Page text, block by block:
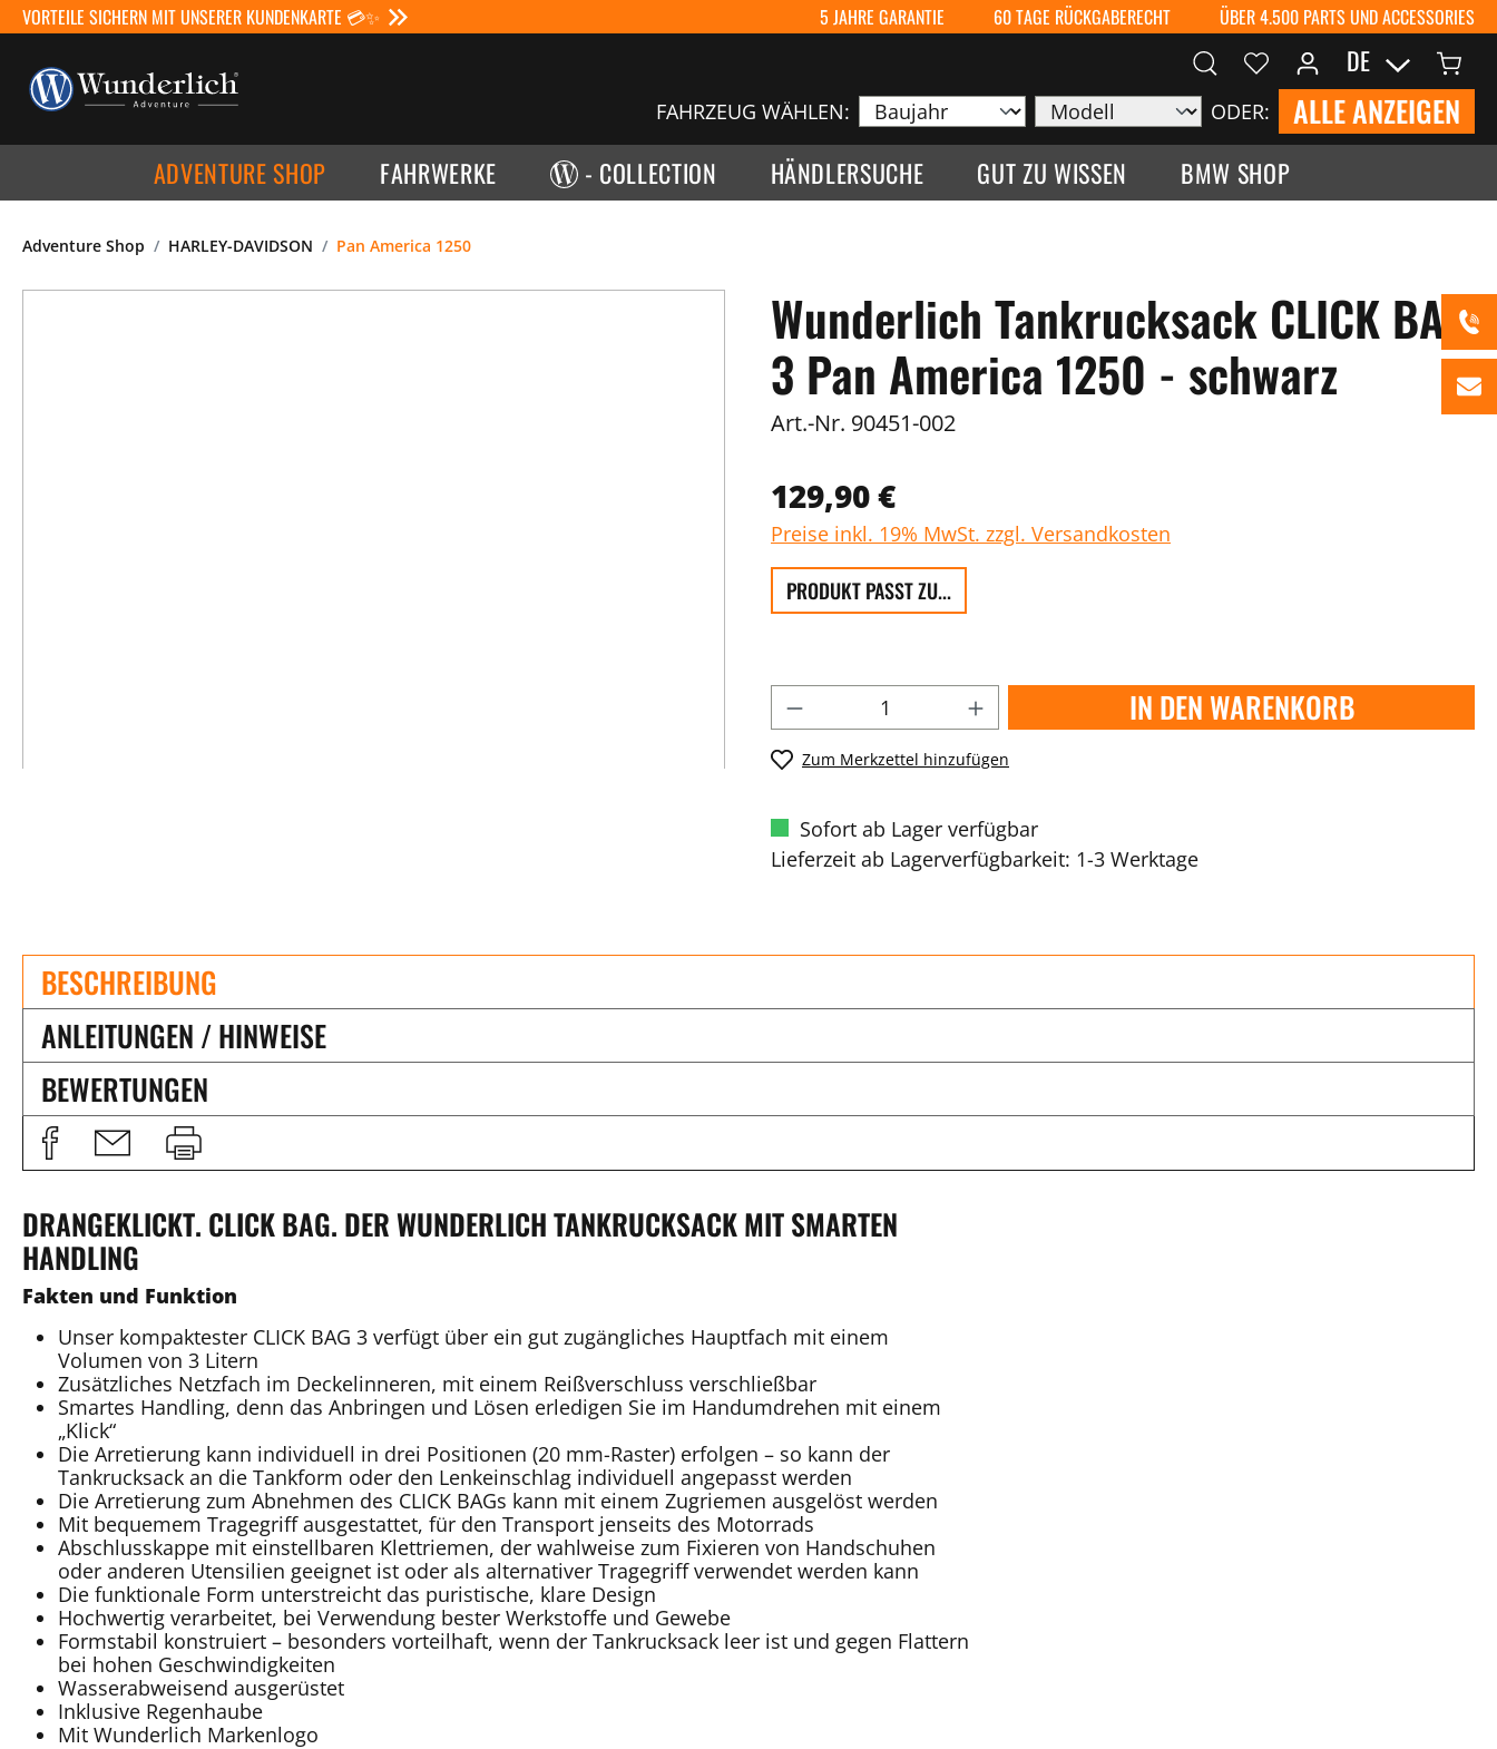
VORTEILE SICHERN MIT UNSERER KUNDENKARTE 💳✨ 5 JAHRE GARANTIE 60 TAGE RÜCKGABERECHT ÜBER 4.500 PARTS UND ACCESSORIES
FAHRZEUG WÄHLEN: ODER: ALLE ANZEIGEN
DE
ADVENTURE SHOP FAHRWERKE - COLLECTION HÄNDLERSUCHE GUT ZU WISSEN BMW SHOP
Adventure Shop HARLEY-DAVIDSON Pan America 1250
Wunderlich Tankrucksack CLICK BAG
3 Pan America 1250 - schwarz
Art.-Nr. 90451-002
129,90 €
Preise inkl. 19% MwSt. zzgl. Versandkosten
PRODUKT PASST ZU...
IN DEN WARENKORB
Zum Merkzettel hinzufügen
Sofort ab Lager verfügbar
Lieferzeit ab Lagerverfügbarkeit: 1-3 Werktage
BESCHREIBUNG
ANLEITUNGEN / HINWEISE
BEWERTUNGEN
DRANGEKLICKT. CLICK BAG. DER WUNDERLICH TANKRUCKSACK MIT SMARTEN
HANDLING
Fakten und Funktion
Unser kompaktester CLICK BAG 3 verfügt über ein gut zugängliches Hauptfach mit einem
Volumen von 3 Litern
Zusätzliches Netzfach im Deckelinneren, mit einem Reißverschluss verschließbar
Smartes Handling, denn das Anbringen und Lösen erledigen Sie im Handumdrehen mit einem
„Klick“
Die Arretierung kann individuell in drei Positionen (20 mm-Raster) erfolgen – so kann der
Tankrucksack an die Tankform oder den Lenkeinschlag individuell angepasst werden
Die Arretierung zum Abnehmen des CLICK BAGs kann mit einem Zugriemen ausgelöst werden
Mit bequemem Tragegriff ausgestattet, für den Transport jenseits des Motorrads
Abschlusskappe mit einstellbaren Klettriemen, der wahlweise zum Fixieren von Handschuhen
oder anderen Utensilien geeignet ist oder als alternativer Tragegriff verwendet werden kann
Die funktionale Form unterstreicht das puristische, klare Design
Hochwertig verarbeitet, bei Verwendung bester Werkstoffe und Gewebe
Formstabil konstruiert – besonders vorteilhaft, wenn der Tankrucksack leer ist und gegen Flattern
bei hohen Geschwindigkeiten
Wasserabweisend ausgerüstet
Inklusive Regenhaube
Mit Wunderlich Markenlogo